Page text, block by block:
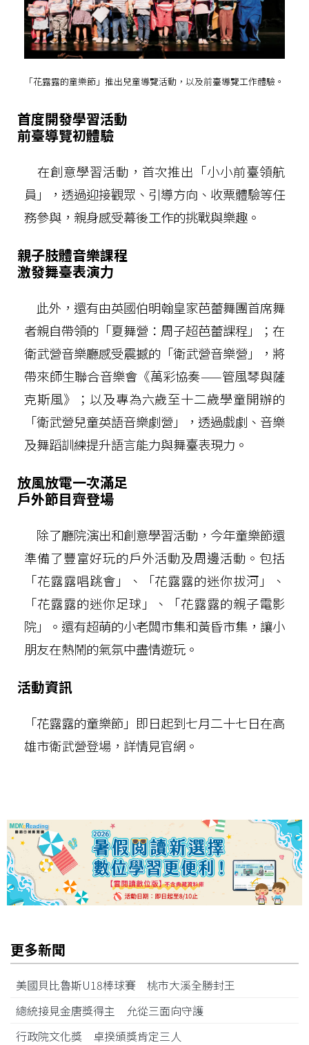
「花露露的童樂節」推出兒童導覽活動，以及前臺導覽工作體驗。
首度開發學習活動
前臺導覽初體驗
在創意學習活動，首次推出「小小前臺領航
員」，透過迎接觀眾、引導方向、收票體驗等任
務參與，親身感受幕後工作的挑戰與樂趣。
親子肢體音樂課程
激發舞臺表演力
此外，還有由英國伯明翰皇家芭蕾舞團首席舞
者親自帶領的「夏舞營：周子超芭蕾課程」；在
衛武營音樂廳感受震撼的「衛武營音樂營」，將
帶來師生聯合音樂會《萬彩協奏——管風琴與薩
克斯風》；以及專為六歲至十二歲學童開辦的
「衛武營兒童英語音樂劇營」，透過戲劇、音樂
及舞蹈訓練提升語言能力與舞臺表現力。
放風放電一次滿足
戶外節目齊登場
除了廳院演出和創意學習活動，今年童樂節還
準備了豐富好玩的戶外活動及周邊活動。包括
「花露露唱跳會」、「花露露的迷你拔河」、
「花露露的迷你足球」、「花露露的親子電影
院」。還有超萌的小老闆市集和黃昏市集，讓小
朋友在熱鬧的氣氛中盡情遊玩。
活動資訊
「花露露的童樂節」即日起到七月二十七日在高
雄市衛武營登場，詳情見官網。
更多新聞
美國貝比魯斯U18棒球賽 桃市大溪全勝封王
總統接見金唐獎得主 允從三面向守護
行政院文化獎 卓揆頒獎肯定三人